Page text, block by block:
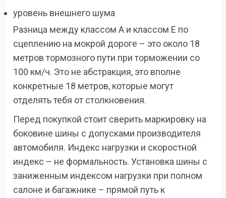
уровень внешнего шума
Разница между классом A и классом E по
сцеплению на мокрой дороге – это около 18
метров тормозного пути при торможении со
100 км/ч. Это не абстракция, это вполне
конкретные 18 метров, которые могут
отделять тебя от столкновения.
Перед покупкой стоит сверить маркировку на
боковине шины с допусками производителя
автомобиля. Индекс нагрузки и скоростной
индекс – не формальность. Установка шины с
заниженным индексом нагрузки при полном
салоне и багажнике – прямой путь к